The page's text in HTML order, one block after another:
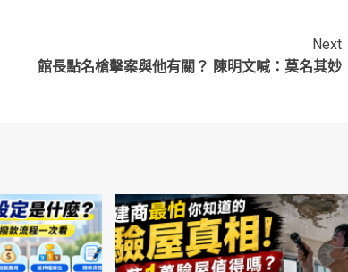
Next
館長點名槍擊案與他有關？ 陳明文喊：莫名其妙